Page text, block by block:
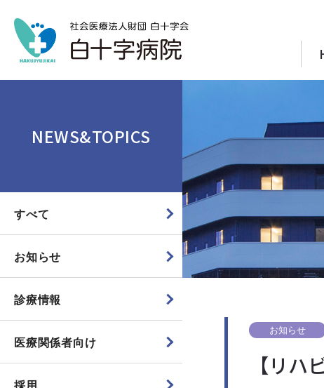
お知らせ
【リ
NEWS&TOPICS
すべて
お知らせ
診療情報
医療関係者向け
採用